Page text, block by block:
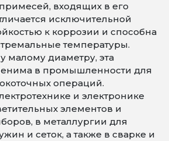
входящих в его
исключительной
к коррозии и способна
температуры.
малому диаметру, эта
в промышленности для
операций.
и электронике
элементов и
в металлургии для
и сеток, а также в сварке и